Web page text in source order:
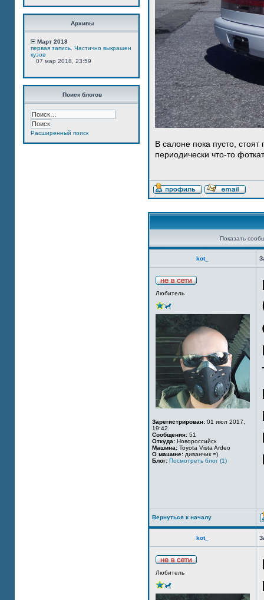
Архивы
Март 2018
первая запись. Частично выкрашен
кузов
07 мар 2018, 23:59
Поиск блогов
Расширенный поиск
В салоне пока пусто,
периодически что-то
Показать
kot_
Любитель
Зарегистрирован: 01 июл 2017,
19:42
Сообщения: 51
Откуда: Новороссийск
Машина: Toyota Vista Ardeo
О машине: диванчик =)
Блог: Посмотреть блог (1)
Вернуться к началу
kot_
Любитель